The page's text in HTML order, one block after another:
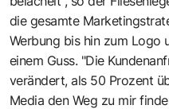
die gesamte
Werbung bis hin zum Logo
einem Guss. "Die
verändert, als 50 Prozent
Media den Weg zu mir